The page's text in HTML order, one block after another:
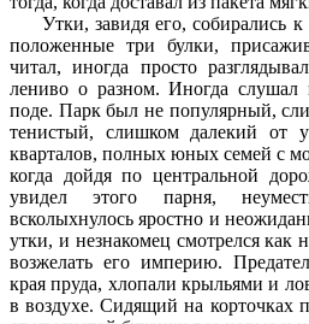
Утки, завидя его, собирались к
положенные три булки,
читал, иногда просто
лениво о разном. Иногда
поде. Парк был не популярный,
тенистый, слишком далекий от
кварталов, полных юных семей с
когда дойдя по центральной
увидел этого парня,
всколыхнулось яростно и
утки, и незнакомец смотрелся
возжелать его империю.
края пруда, хлопали крыльями и
в воздухе. Сидящий на корточках